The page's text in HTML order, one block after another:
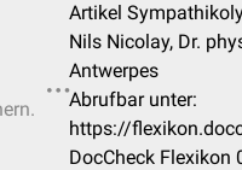
Artikel
Nils Nicolay, Dr.
Antwerpes
Abrufbar unter:
https://
DocCheck Flexikon